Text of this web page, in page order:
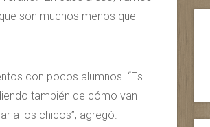
son muchos menos que
con pocos alumnos. “Es
también de cómo van
a los chicos”, agregó.